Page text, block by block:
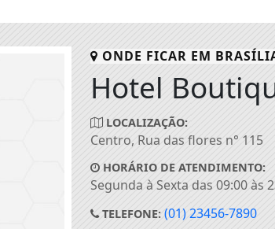
ONDE FICAR EM
Hotel
LOCALIZAÇÃO:
Centro, Rua das flores n° 115
HORÁRIO DE ATENDIMENTO:
Segunda à Sexta das 09:00 às
TELEFONE: (01) 23456-7890